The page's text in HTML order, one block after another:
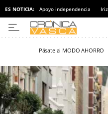
ES NOTICIA: Apoyo independencia
Pásate al MODO AHORRO